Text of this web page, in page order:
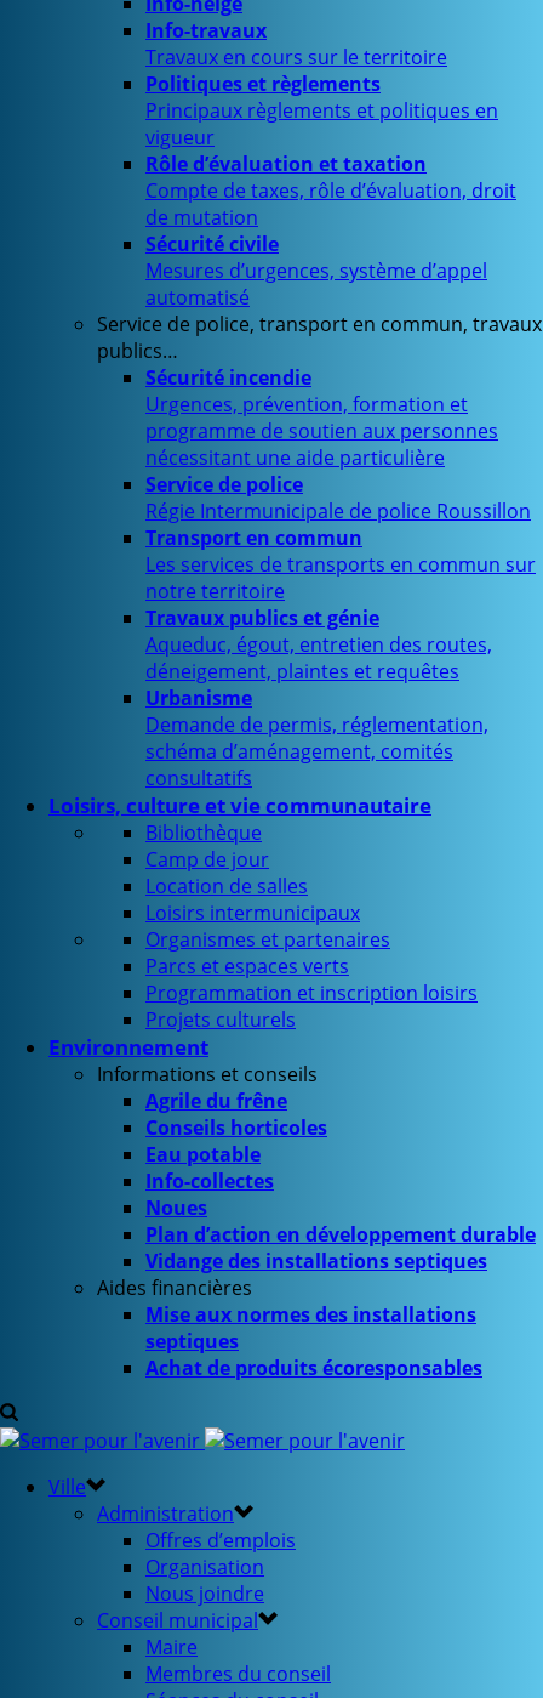
Info-travaux
Travaux en cours sur le territoire
Politiques et règlements
Principaux règlements et politiques en
vigueur
Rôle d’évaluation et taxation
Compte de taxes, rôle d’évaluation, droit
de mutation
Sécurité civile
Mesures d’urgences, système d’appel
automatisé
Service de police, transport en commun, travaux
publics…
Sécurité incendie
Urgences, prévention, formation et
programme de soutien aux personnes
nécessitant une aide particulière
Service de police
Régie Intermunicipale de police Roussillon
Transport en commun
Les services de transports en commun sur
notre territoire
Travaux publics et génie
Aqueduc, égout, entretien des routes,
déneigement, plaintes et requêtes
Urbanisme
Demande de permis, réglementation,
schéma d’aménagement, comités
consultatifs
Loisirs, culture et vie communautaire
Bibliothèque
Camp de jour
Location de salles
Loisirs intermunicipaux
Organismes et partenaires
Parcs et espaces verts
Programmation et inscription loisirs
Projets culturels
Environnement
Informations et conseils
Agrile du frêne
Conseils horticoles
Eau potable
Info-collectes
Noues
Plan d’action en développement durable
Vidange des installations septiques
Aides financières
Mise aux normes des installations
septiques
Achat de produits écoresponsables
Ville
Administration
Offres d’emplois
Organisation
Nous joindre
Conseil municipal
Maire
Membres du conseil